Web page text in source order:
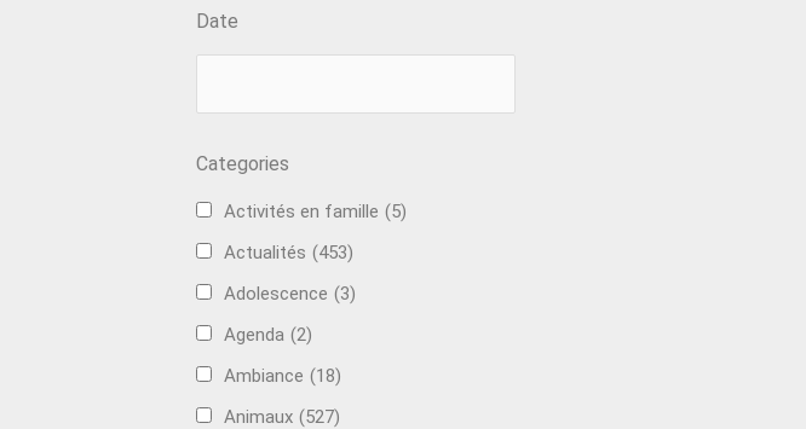
Date
Categories
Activités en famille (5)
Actualités (453)
Adolescence (3)
Agenda (2)
Ambiance (18)
Animaux (527)